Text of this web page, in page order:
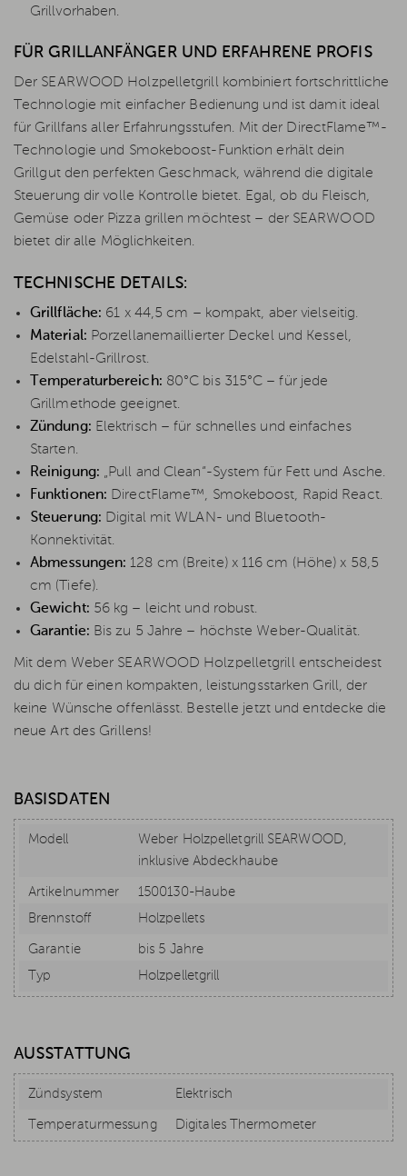
Grillvorhaben.
FÜR GRILLANFÄNGER UND ERFAHRENE PROFIS
Der SEARWOOD Holzpelletgrill kombiniert fortschrittliche
Technologie mit einfacher Bedienung und ist damit ideal
für Grillfans aller Erfahrungsstufen. Mit der DirectFlame™-
Technologie und Smokeboost-Funktion erhält dein
Grillgut den perfekten Geschmack, während die digitale
Steuerung dir volle Kontrolle bietet. Egal, ob du Fleisch,
Gemüse oder Pizza grillen möchtest – der SEARWOOD
bietet dir alle Möglichkeiten.
TECHNISCHE DETAILS:
Grillfläche: 61 x 44,5 cm – kompakt, aber vielseitig.
Material: Porzellanemaillierter Deckel und Kessel,
Edelstahl-Grillrost.
Temperaturbereich: 80°C bis 315°C – für jede
Grillmethode geeignet.
Zündung: Elektrisch – für schnelles und einfaches
Starten.
Reinigung: „Pull and Clean“-System für Fett und Asche.
Funktionen: DirectFlame™, Smokeboost, Rapid React.
Steuerung: Digital mit WLAN- und Bluetooth-
Konnektivität.
Abmessungen: 128 cm (Breite) x 116 cm (Höhe) x 58,5
cm (Tiefe).
Gewicht: 56 kg – leicht und robust.
Garantie: Bis zu 5 Jahre – höchste Weber-Qualität.
Mit dem Weber SEARWOOD Holzpelletgrill entscheidest
du dich für einen kompakten, leistungsstarken Grill, der
keine Wünsche offenlässt. Bestelle jetzt und entdecke die
neue Art des Grillens!
BASISDATEN
Modell
Weber Holzpelletgrill SEARWOOD,
inklusive Abdeckhaube
Artikelnummer
1500130-Haube
Brennstoff
Holzpellets
Garantie
bis 5 Jahre
Typ
Holzpelletgrill
AUSSTATTUNG
Zündsystem Elektrisch
Temperaturmessung Digitales Thermometer